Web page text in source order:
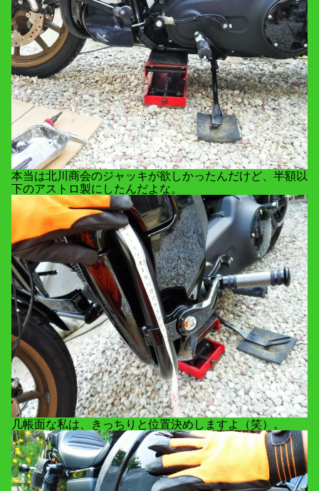
本当は北川商会のジャッキが欲しかったんだけど、半額以
下のアストロ製にしたんだよな。
几帳面な私は、きっちりと位置決めしますよ（笑）。